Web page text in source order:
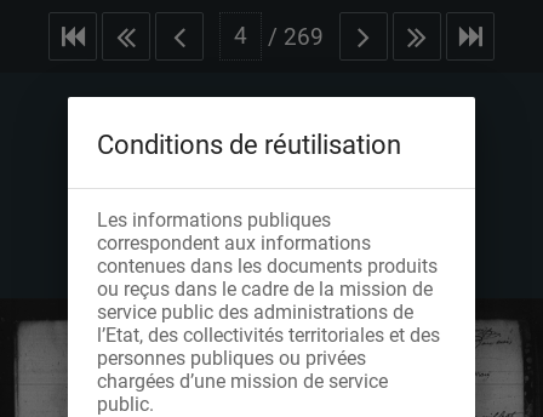
/ 269
Conditions de réutilisation
Les informations publiques
correspondent aux informations
contenues dans les documents produits
ou reçus dans le cadre de la mission de
service public des administrations de
l’Etat, des collectivités territoriales et des
personnes publiques ou privées
chargées d’une mission de service
public.